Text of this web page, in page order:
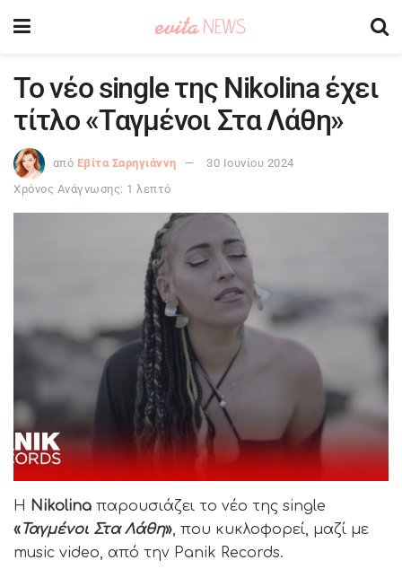
Το νέο single της Nikolina έχει
τίτλο «Ταγμένοι Στα Λάθη»
από Εβίτα Σαρηγιάννη
30 Ιουνίου 2024
Χρόνος Ανάγνωσης: 1 λεπτό
Η Nikolina παρουσιάζει το νέο της single
«Ταγμένοι Στα Λάθη», που κυκλοφορεί, μαζί με
music video, από την Panik Records.